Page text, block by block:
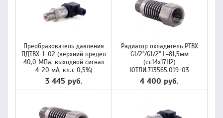
Преобразователь давления
ПДТВХ-1-02 (верхний предел
40,0 МПа, выходной сигнал
4-20 мА, кл.т. 0,5%)
3 445 руб.
Радиатор охладитель РТВХ
G1/2''/G1/2'' L=81,5мм
(ст.14х17Н2)
ЮТЛИ.713565.019-03
4 400 руб.